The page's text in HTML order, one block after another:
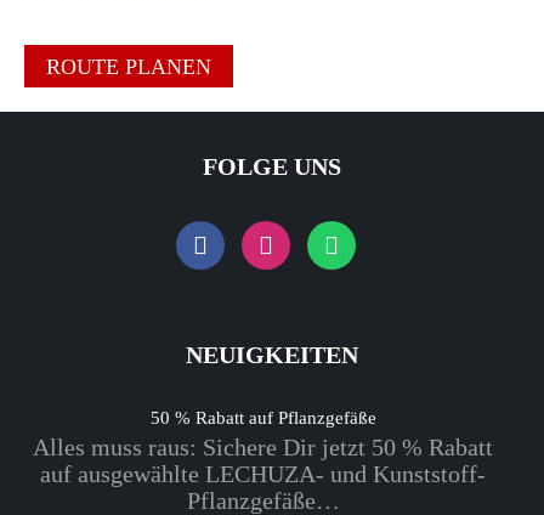
ROUTE PLANEN
FOLGE UNS
NEUIGKEITEN
50 % Rabatt auf Pflanzgefäße
Alles muss raus: Sichere Dir jetzt 50 % Rabatt
auf ausgewählte LECHUZA- und Kunststoff-
Pflanzgefäße…